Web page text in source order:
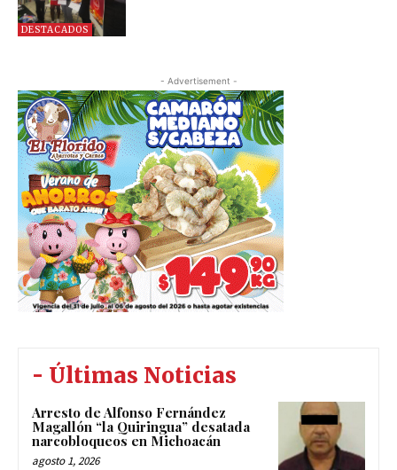
DESTACADOS
- Advertisement -
- Últimas Noticias
Arresto de Alfonso Fernández
Magallón “la Quiringua” desatada
narcobloqueos en Michoacán
agosto 1, 2026